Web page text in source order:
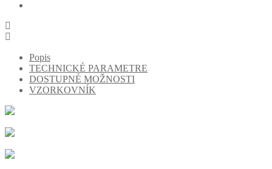
Popis
TECHNICKÉ PARAMETRE
DOSTUPNÉ MOŽNOSTI
VZORKOVNÍK